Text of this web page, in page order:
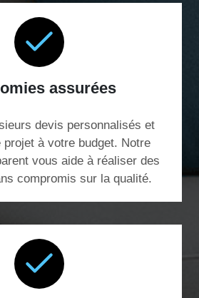
assurées
devis personnalisés et
projet à votre budget. Notre
vous aide à réaliser des
compromis sur la qualité.